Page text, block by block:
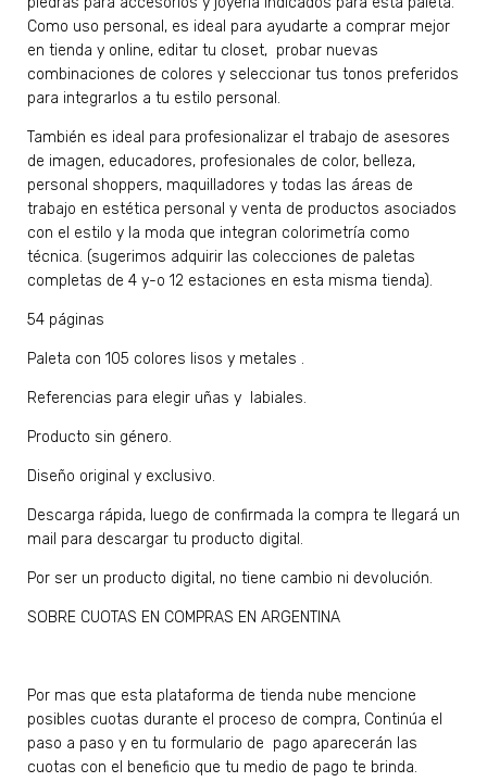
Como uso personal, es ideal para ayudarte a comprar mejor
en tienda y online, editar tu closet, probar nuevas
combinaciones de colores y seleccionar tus tonos preferidos
para integrarlos a tu estilo personal.
También es ideal para profesionalizar el trabajo de asesores
de imagen, educadores, profesionales de color, belleza,
personal shoppers, maquilladores y todas las áreas de
trabajo en estética personal y venta de productos asociados
con el estilo y la moda que integran colorimetría como
técnica. (sugerimos adquirir las colecciones de paletas
completas de 4 y-o 12 estaciones en esta misma tienda).
54 páginas
Paleta con 105 colores lisos y metales .
Referencias para elegir uñas y labiales.
Producto sin género.
Diseño original y exclusivo.
Descarga rápida, luego de confirmada la compra te llegará un
mail para descargar tu producto digital.
Por ser un producto digital, no tiene cambio ni devolución.
SOBRE CUOTAS EN COMPRAS EN ARGENTINA
Por mas que esta plataforma de tienda nube mencione
posibles cuotas durante el proceso de compra, Continúa el
paso a paso y en tu formulario de pago aparecerán las
cuotas con el beneficio que tu medio de pago te brinda.